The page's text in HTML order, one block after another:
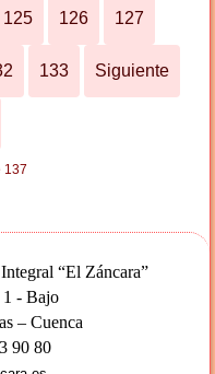
125 126 127
133 Siguiente
137
“El Záncara”
1 - Bajo
– Cuenca
90 80